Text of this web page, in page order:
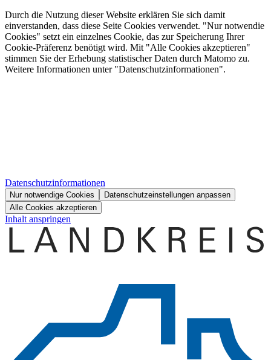
Durch die Nutzung dieser Website erklären Sie sich damit
einverstanden, dass diese Seite Cookies verwendet. "Nur notwendie
Cookies" setzt ein einzelnes Cookie, das zur Speicherung Ihrer
Cookie-Präferenz benötigt wird. Mit "Alle Cookies akzeptieren"
stimmen Sie der Erhebung statistischer Daten durch Matomo zu.
Weitere Informationen unter "Datenschutzinformationen".
Datenschutzinformationen
Nur notwendige Cookies
Datenschutzeinstellungen anpassen
Alle Cookies akzeptieren
Inhalt anspringen